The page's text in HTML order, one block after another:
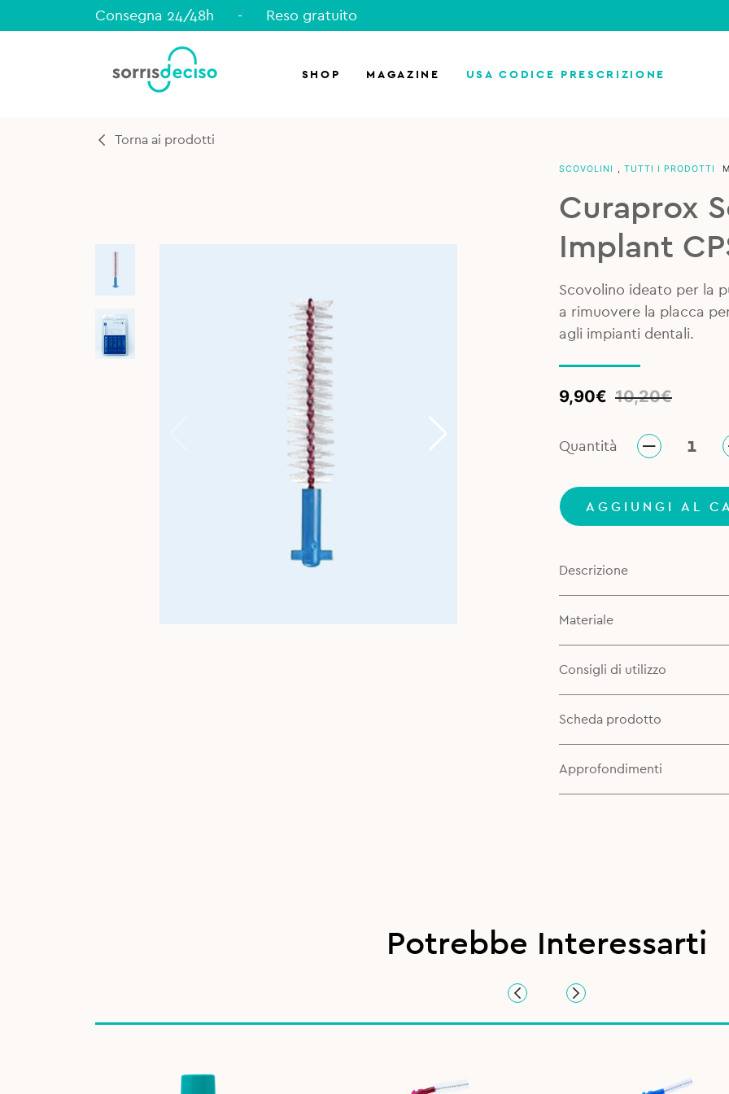
Consegna 24/48h - Reso gratuito
SHOP MAGAZINE USA CODICE PRESCRIZIONE
Torna ai prodotti
SCOVOLINI , TUTTI I PRODOTTI
Curaprox
Implant
Scovolino ideato per la
a rimuovere la placca
agli impianti dentali.
10,20€
Original
10,20€.
9,90€
Current
9,90€.
Quantità
AGGIUNGI AL
Descrizione
Materiale
Consigli di utilizzo
Scheda prodotto
Approfondimenti
Potrebbe Interessarti